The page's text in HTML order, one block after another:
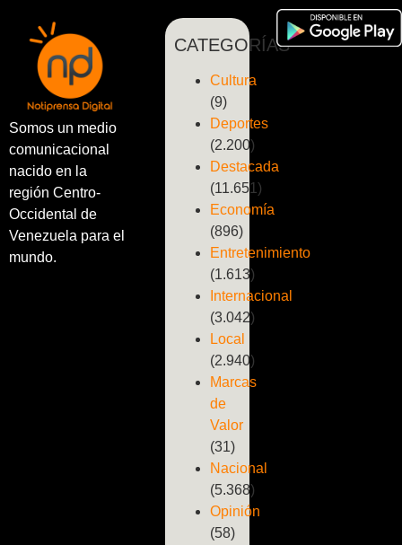
Somos un medio
comunicacional
nacido en la
región Centro-
Occidental de
Venezuela para el
mundo.
CATEGORÍAS
Cultura
(9)
Deportes
(2.200)
Destacada
(11.651)
Economía
(896)
Entretenimiento
(1.613)
Internacional
(3.042)
Local
(2.940)
Marcas
de
Valor
(31)
Nacional
(5.368)
Opinión
(58)